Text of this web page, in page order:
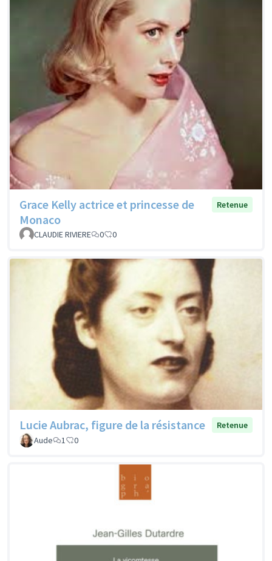
Grace Kelly actrice et princesse de
Monaco
Retenue
CLAUDIE RIVIERE 0 0
Lucie Aubrac, figure de la résistance
Retenue
Aude
1 0